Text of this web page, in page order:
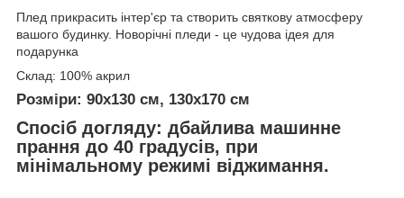
Плед прикрасить інтер'єр та створить святкову атмосферу
вашого будинку. Новорічні пледи - це чудова ідея для
подарунка
Склад: 100% акрил
Розміри: 90х130 см, 130х170 см
Спосіб догляду: дбайлива машинне
прання до 40 градусів, при
мінімальному режимі віджимання.